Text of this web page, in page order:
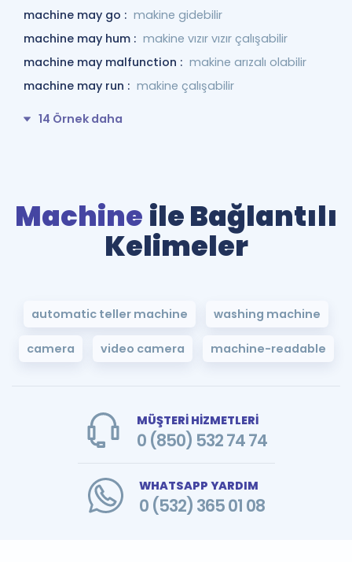
machine may go : makine gidebilir
machine may hum : makine vızır vızır çalışabilir
machine may malfunction : makine arızalı olabilir
machine may run : makine çalışabilir
14 Örnek daha
Machine ile Bağlantılı
Kelimeler
automatic teller machine washing machine
camera video camera machine-readable
MÜŞTERİ HİZMETLERİ
0 (850) 532 74 74
WHATSAPP YARDIM
0 (532) 365 01 08